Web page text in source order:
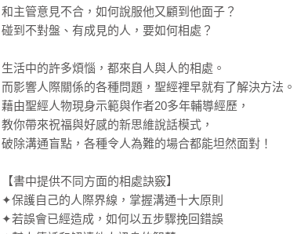
和主管意見不合，如何說服他又顧到他面子？
碰到不對盤、有成見的人，要如何相處？
生活中的許多煩惱，都來自人與人的相處。
而影響人際關係的各種問題，聖經裡早就有了解決方法。
藉由聖經人物現身示範與作者20多年輔導經歷，
教你帶來祝福與好感的新思維說話模式，
破除溝通盲點，各種令人為難的場合都能坦然面對！
【書中提供不同方面的相處訣竅】
✦保護自己的人際界線，掌握溝通十大原則
✦若誤會已經造成，如何以五步驟挽回錯誤